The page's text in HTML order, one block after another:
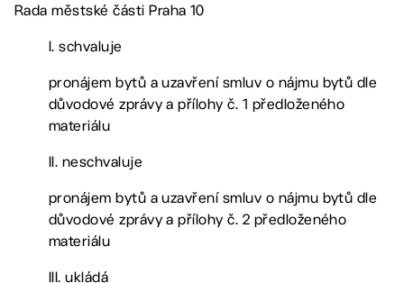
Rada městské části Praha 10
I. schvaluje
pronájem bytů a uzavření smluv o nájmu bytů dle
důvodové zprávy a přílohy č. 1 předloženého
materiálu
II. neschvaluje
pronájem bytů a uzavření smluv o nájmu bytů dle
důvodové zprávy a přílohy č. 2 předloženého
materiálu
III. ukládá